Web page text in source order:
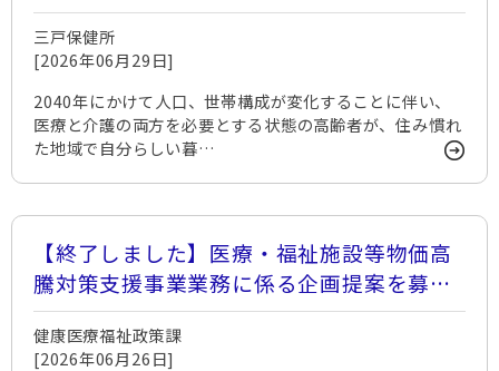
三戸保健所
[2026年06月29日]
2040年にかけて人口、世帯構成が変化することに伴い、
医療と介護の両方を必要とする状態の高齢者が、住み慣れ
た地域で自分らしい暮…
【終了しました】医療・福祉施設等物価高
騰対策支援事業業務に係る企画提案を募集
します
健康医療福祉政策課
[2026年06月26日]